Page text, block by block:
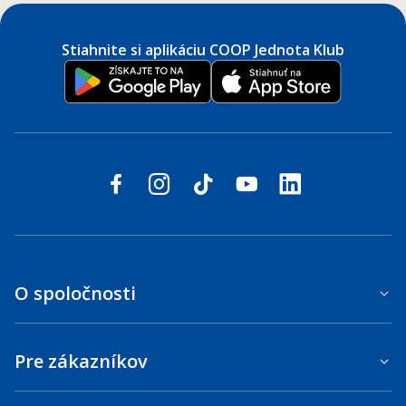
Stiahnite si aplikáciu COOP Jednota Klub
Sledujte nás na sociálnych sieťach
facebookinstagram
tiktok youtubelinkedin
O spoločnosti
Pre zákazníkov